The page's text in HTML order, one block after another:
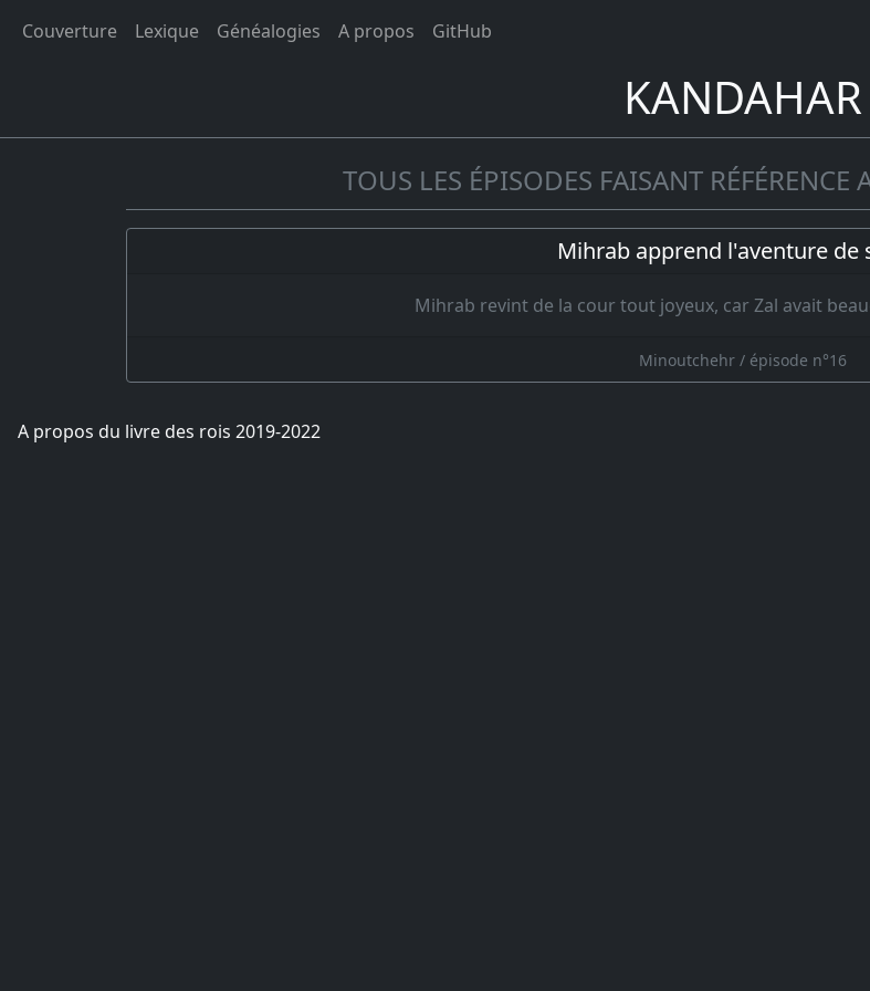
Couverture Lexique Généalogies A propos GitHub
KANDAHAR
TOUS LES ÉPISODES FAISANT
Mihrab apprend l'aventure de
Mihrab revint de la cour tout joyeux, car Zal avait
Minoutchehr / épisode n°16
A propos du livre des rois 2019-2022